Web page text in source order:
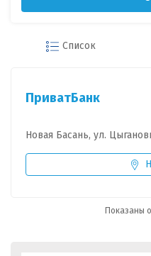
Список
ПриватБанк
Новая Басань, ул.
Показаны